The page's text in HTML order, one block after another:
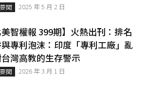
聞 2025 年 5 月 2 日
美智權報 399期】火熱出刊：排名
專利泡沫：印度「專利工廠」亂
灣高教的生存警示
聞 2026 年 3 月 1 日